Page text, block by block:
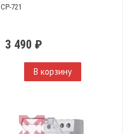
CP-721
3 490 ₽
В корзину